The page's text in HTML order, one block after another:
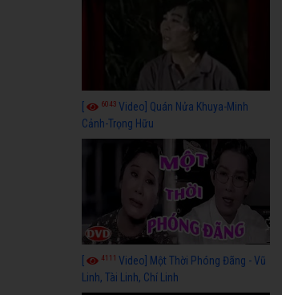
[ 6043 Video] Quán Nửa Khuya-Minh
Cảnh-Trọng Hữu
4111 Video] Một Thời Phóng Đãng - Vũ
Linh, Tài Linh, Chí Linh